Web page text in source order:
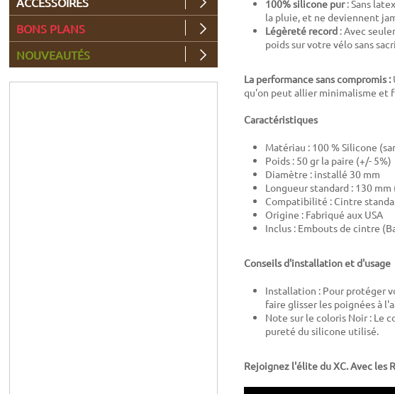
100% silicone pur: Sans
la pluie, et ne deviennent
Légèreté record : Avec
poids sur votre vélo sans
La performance sans compromis :
qu'on peut allier minimalisme et
Caractéristiques
Matériau : 100 % Silicone
Poids : 50 gr la paire (+/- 5%)
Diamètre : installé 30 mm
Longueur standard : 130 mm
Compatibilité : Cintre
Origine : Fabriqué aux USA
Inclus : Embouts de cintre
Conseils d'installation et d'usage
Installation : Pour protéger
faire glisser les poignées à
Note sur le coloris Noir : Le
pureté du silicone utilisé.
Rejoignez l'élite du XC. Avec les
BONS PLANS
NOUVEAUTÉS